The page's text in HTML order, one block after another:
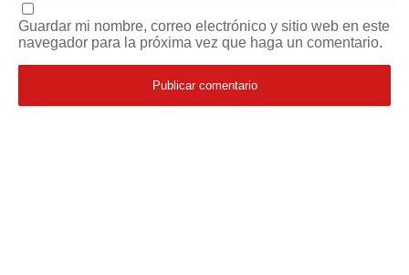
Guardar mi nombre, correo electrónico y sitio web en este
navegador para la próxima vez que haga un comentario.